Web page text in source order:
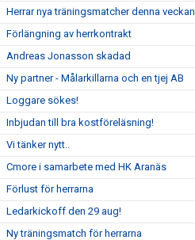
Herrar nya träningsmatcher denna veckan
Förlängning av herrkontrakt
Andreas Jonasson skadad
Ny partner - Målarkillarna och en tjej AB
Loggare sökes!
Inbjudan till bra kostföreläsning!
Vi tänker nytt..
Cmore i samarbete med HK Aranäs
Förlust för herrarna
Ledarkickoff den 29 aug!
Ny träningsmatch för herrarna